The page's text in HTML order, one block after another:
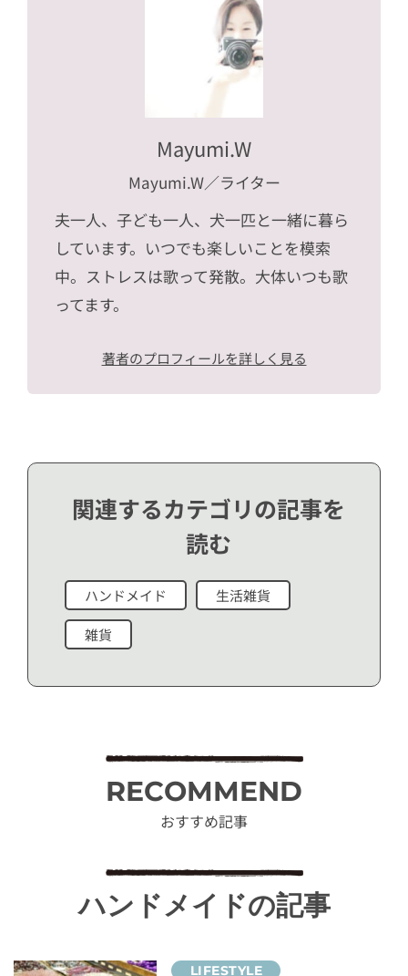
Mayumi.W
Mayumi.W／ライター
夫一人、子ども一人、犬一匹と一緒に暮ら
しています。いつでも楽しいことを模索
中。ストレスは歌って発散。大体いつも歌
ってます。
著者のプロフィールを詳しく見る
関連するカテゴリの記事を
読む
ハンドメイド 生活雑貨
雑貨
RECOMMEND
おすすめ記事
ハンドメイドの記事